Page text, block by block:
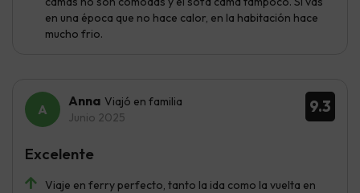
en una época que no hace calor, en la habitación hace
mucho frio.
9.3
Anna Viajó en familia
Junio 2025
Viaje en ferry perfecto, tanto la ida como la vuelta en
Excelente